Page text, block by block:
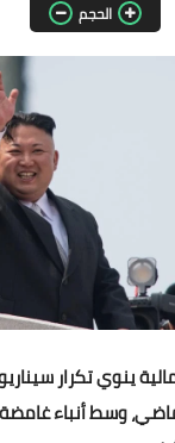
مقالات واراء
محافظات
القاهرة
القليوبية
الجيزة
الاسكندرية
سوهاج
الحجم
ينوي تكرار
وسط أنباء